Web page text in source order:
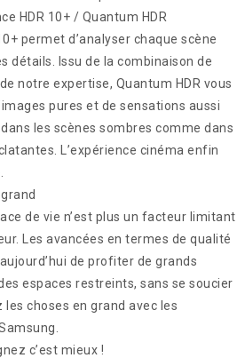
HDR 10+ / Quantum HDR
permet d’analyser chaque scène
détails. Issu de la combinaison de
notre expertise, Quantum HDR vous
pures et de sensations aussi
les scènes sombres comme dans
L’expérience cinéma enfin
de vie n’est plus un facteur limitant
Les avancées en termes de qualité
de profiter de grands
espaces restreints, sans se soucier
les choses en grand avec les
c’est mieux !